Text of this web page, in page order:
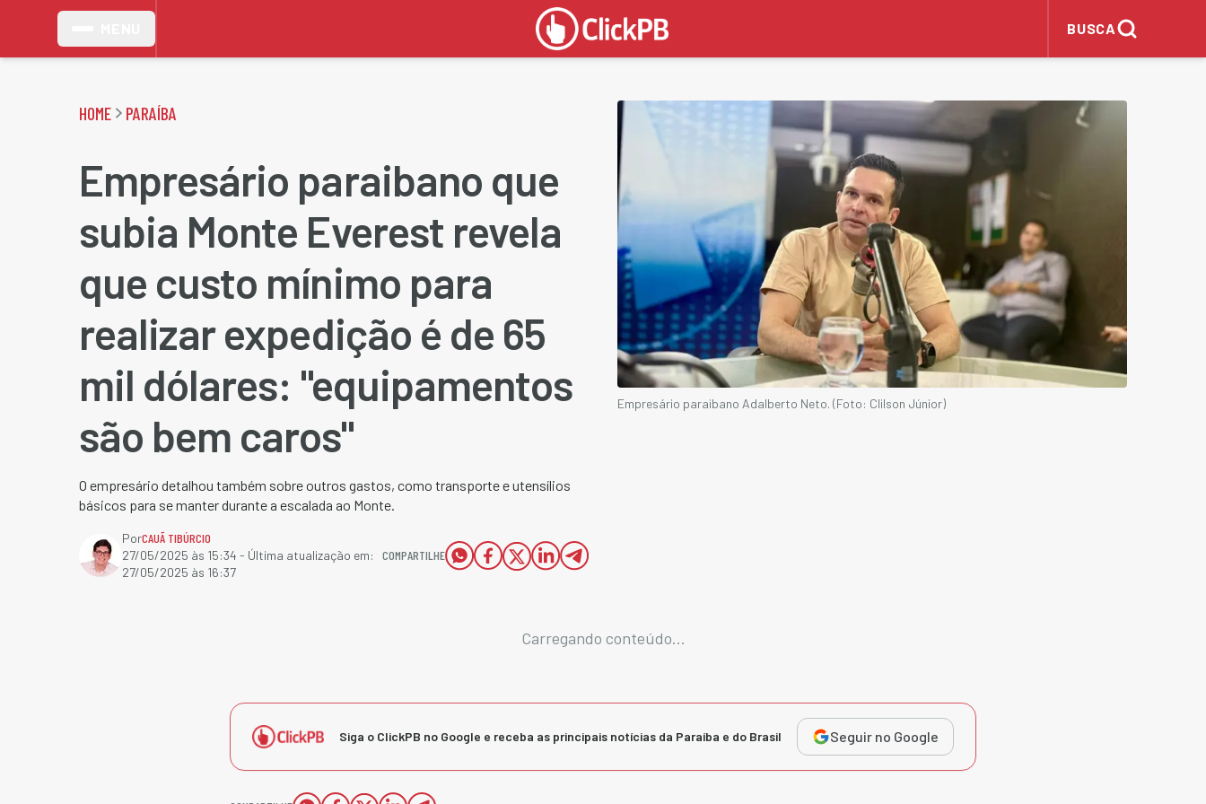
BUSCA
HOME PARAÍBA
Empresário paraibano que
subia Monte Everest revela
que custo mínimo para
realizar expedição é de 65
mil dólares: "equipamentos
são bem caros"
O empresário detalhou também sobre outros gastos, como transporte e utensílios
básicos para se manter durante a escalada ao Monte.
PorCAUÃ TIBÚRCIO
27/05/2025 às 15:34 - Última atualização em:
27/05/2025 às 16:37
COMPARTILHE
Empresário paraibano Adalberto Neto. (Foto: Clilson Júnior)
Carregando conteúdo...
Siga o ClickPB no Google e receba as principais notícias da Paraíba e do Brasil Seguir no Google